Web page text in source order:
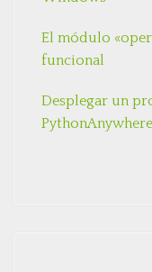
El módulo
funcional
Desplegar un
PythonAnywhere